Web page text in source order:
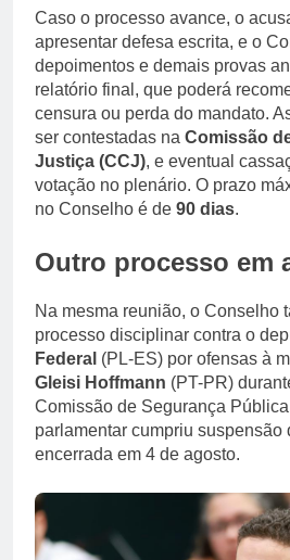
Caso o processo avance, o
apresentar defesa escrita, e o
depoimentos e demais provas
relatório final, que poderá
censura ou perda do mandato.
ser contestadas na Comissão
Justiça (CCJ), e eventual
votação no plenário. O prazo
no Conselho é de 90 dias.
Outro processo em
Na mesma reunião, o Conselho
processo disciplinar contra o
Federal (PL-ES) por ofensas à
Gleisi Hoffmann (PT-PR)
Comissão de Segurança
parlamentar cumpriu suspensão
encerrada em 4 de agosto.